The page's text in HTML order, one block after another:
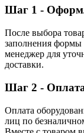
Шаг 1 -
После выбора
заполнения формы
менеджер для
доставки.
Шаг 2 -
Оплата
лиц по